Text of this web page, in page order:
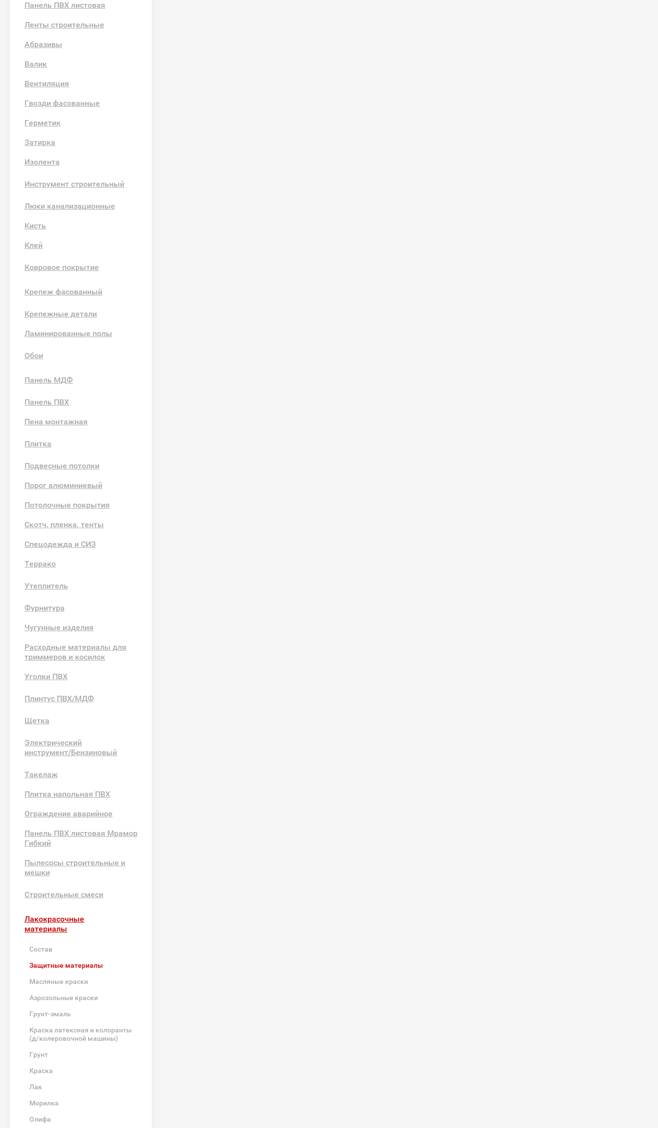
Панель ПВХ листовая
Ленты строительные
Абразивы
Валик
Вентиляция
Гвозди фасованные
Герметик
Затирка
Изолента
Инструмент строительный
Люки канализационные
Кисть
Клей
Ковровое покрытие
Крепеж фасованный
Крепежные детали
Ламинированные полы
Обои
Панель МДФ
Панель ПВХ
Пена монтажная
Плитка
Подвесные потолки
Порог алюминиевый
Потолочные покрытия
Скотч, пленка, тенты
Спецодежда и СИЗ
Террако
Утеплитель
Фурнитура
Чугунные изделия
Расходные материалы для
триммеров и косилок
Уголки ПВХ
Плинтус ПВХ/МДФ
Щетка
Электрический
инструмент/Бензиновый
Такелаж
Плитка напольная ПВХ
Ограждение аварийное
Панель ПВХ листовая Мрамор
Гибкий
Пылесосы строительные и
мешки
Строительные смеси
Лакокрасочные
материалы
Состав
Защитные материалы
Масляные краски
Аэрозольные краски
Грунт-эмаль
Краска латексная и колоранты
(д/колеровочной машины)
Грунт
Краска
Лак
Морилка
Олифа